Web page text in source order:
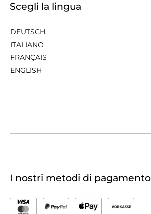
Scegli la lingua
DEUTSCH
ITALIANO
FRANÇAIS
ENGLISH
I nostri metodi di pagamento